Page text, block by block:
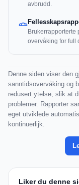
avbrudd.
Brukerrapporterte
overvåking for full
Denne siden viser den
sanntidsovervåking og
redusert ytelse, slik at
problemer. Rapporter
eget utviklede
kontinuerlijk.
Liker du denne